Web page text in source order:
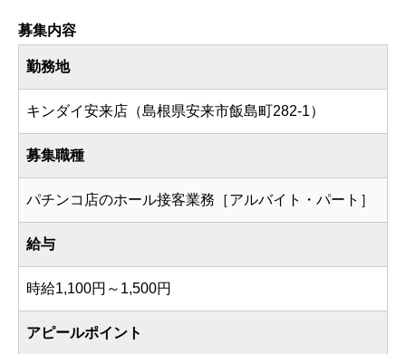
募集内容
勤務地
キンダイ安来店（島根県安来市飯島町282-1）
募集職種
パチンコ店のホール接客業務［アルバイト・パート］
給与
時給1,100円～1,500円
アピールポイント